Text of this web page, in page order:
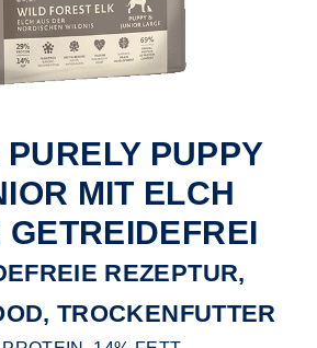
PURELY PUPPY
MIT ELCH
GETREIDEFREI
REZEPTUR,
TROCKENFUTTER